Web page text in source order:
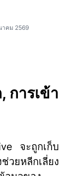
าคม 2569
การเข้า
จะถูกเก็บ
ยหลีกเลี่ยง